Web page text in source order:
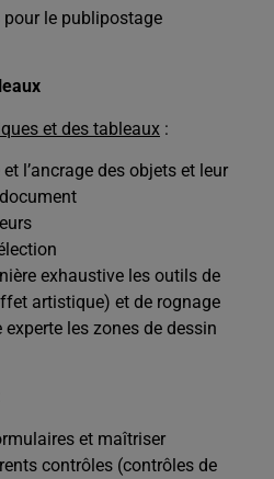
pour le publipostage
et des tableaux :
l’ancrage des objets et leur
exhaustive les outils de
artistique) et de rognage
experte les zones de dessin
et maîtriser
contrôles (contrôles de